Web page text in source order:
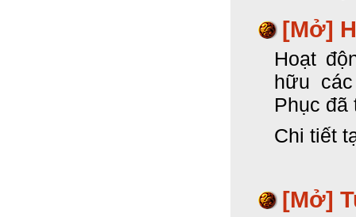
[Mở]
Hoạt
hữu
Phục đã
Chi tiết
[Mở]